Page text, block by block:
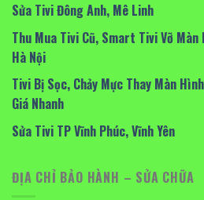
Sửa Tivi Đông Anh, Mê Linh
Thu Mua Tivi Cũ, Smart Tivi Vỡ Màn
Hà Nội
Tivi Bị Sọc, Chảy Mực Thay Màn
Giá Nhanh
Sửa Tivi TP Vĩnh Phúc, Vĩnh Yên
ĐỊA CHỈ BẢO HÀNH – SỬA CHỮA